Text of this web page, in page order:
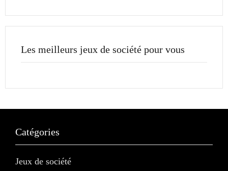
Les meilleurs jeux de société pour vous
Catégories
Jeux de société